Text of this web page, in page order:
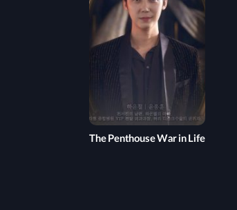
The Penthouse War in Life